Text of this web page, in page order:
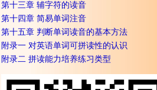
第十三章 辅字符的读音
第十四章 简易单词注音
第十五章 判断单词读音的基本方法
附录一 对英语单词可拼读性的认识
附录二 拼读能力培养练习类型